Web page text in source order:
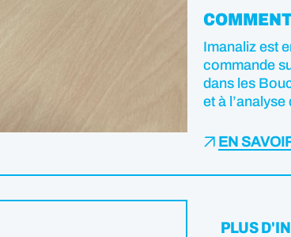
Imanaliz est
commande
dans les
et à l’analyse
EN
PLUS